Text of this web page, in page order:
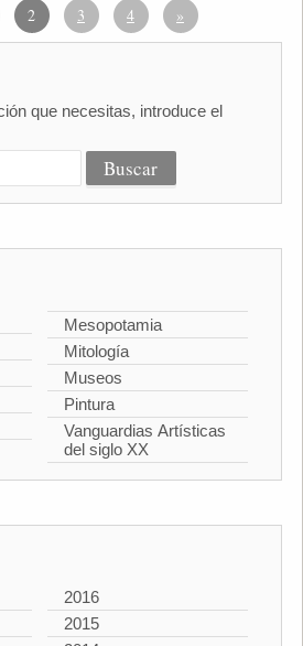
2 3 4 »
que necesitas, introduce el
Mesopotamia
Mitología
Museos
Pintura
Vanguardias Artísticas
del siglo XX
2016
2015